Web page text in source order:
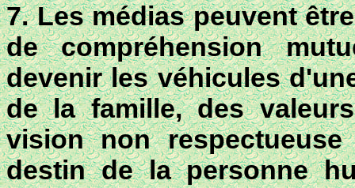
7. Les médias peuvent
de compréhension
devenir les véhicules
de la famille, des
vision non
destin de la personne